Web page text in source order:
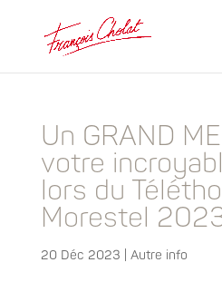
Un GRAND
votre
lors du
Morestel
20 Déc 2023 Autre info